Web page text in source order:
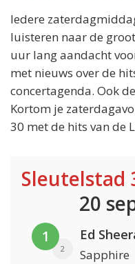
Iedere
luisteren naar de
uur lang aandacht
met nieuws over de
concertagenda. Ook
Kortom je
30 met de hits van de
Sleutelstad
20
1
2
Ed
Sapphire